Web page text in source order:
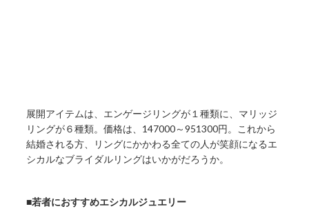
展開アイテムは、エンゲージリングが１種類に、マリッジ
リングが６種類。価格は、147000～951300円。これから
結婚される方、リングにかかわる全ての人が笑顔になるエ
シカルなブライダルリングはいかがだろうか。
■若者におすすめエシカルジュエリー